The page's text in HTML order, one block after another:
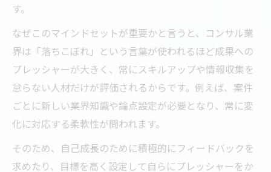
す。
なぜこのマインドセットが重要かと言うと、コンサル業
界は「落ちこぼれ」という言葉が使われるほど成果への
プレッシャーが大きく、常にスキルアップや情報収集を
怠らない人材だけが評価されるからです。例えば、案件
ごとに新しい業界知識や論点設定が必要となり、常に変
化に対応する柔軟性が問われます。
そのため、自己成長のために積極的にフィードバックを
求めたり、目標を高く設定して自らにプレッシャーをか